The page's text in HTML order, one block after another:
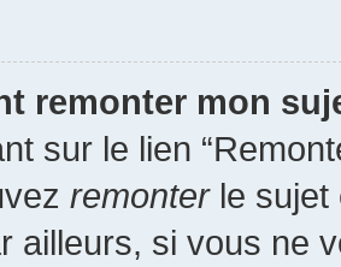
remonter mon
sur le lien
remonterle sujet
ailleurs, si vous ne